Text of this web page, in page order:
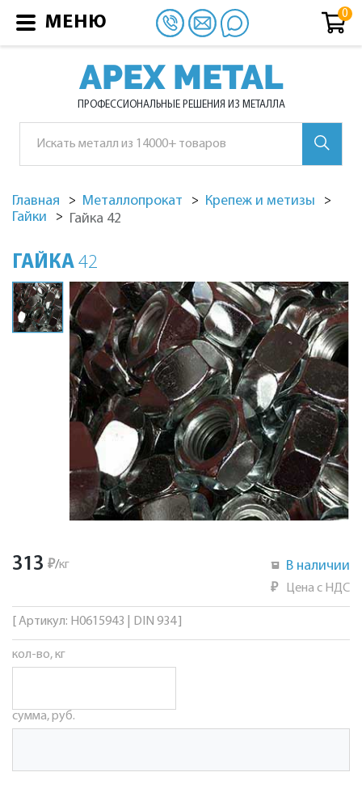
APEX METAL
ПРОФЕССИОНАЛЬНЫЕ РЕШЕНИЯ ИЗ МЕТАЛЛА
Главная Металлопрокат
Крепеж и метизы
Гайки
Гайка 42
ГАЙКА 42
313 ₽/кг В наличии
₽ Цена с НДС
[ Артикул: Н0615943 | DIN 934 ]
кол-во, кг
сумма, руб.
МЕНЮ